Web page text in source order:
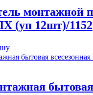
монтажной
(уп 12шт)/1152
бытовая